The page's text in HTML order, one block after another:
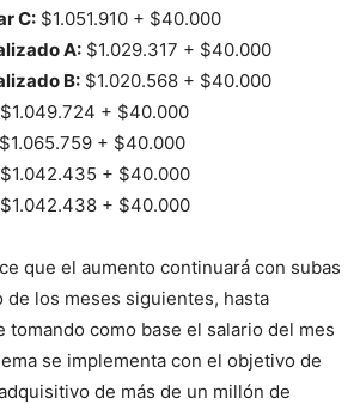
C: $1.051.910 + $40.000
A: $1.029.317 + $40.000
B: $1.020.568 + $40.000
$1.049.724 + $40.000
$1.065.759 + $40.000
$1.042.435 + $40.000
$1.042.438 + $40.000
que el aumento continuará con subas
de los meses siguientes, hasta
tomando como base el salario del mes
se implementa con el objetivo de
de más de un millón de